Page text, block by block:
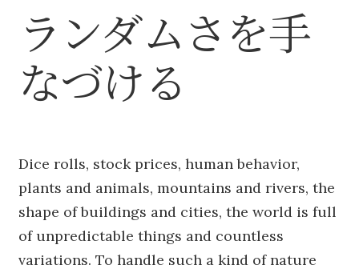
ランダムさを手
なづける
Dice rolls, stock prices, human behavior,
plants and animals, mountains and rivers, the
shape of buildings and cities, the world is full
of unpredictable things and countless
variations. To handle such a kind of nature